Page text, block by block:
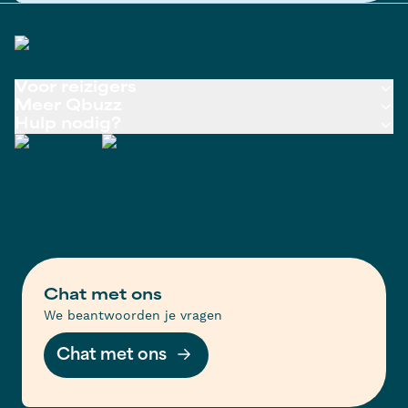
Chat met ons
We beantwoorden je vragen
Chat met ons